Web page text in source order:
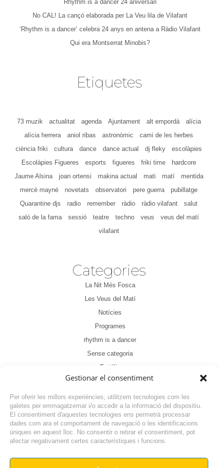
Gestionar el consentiment
Per oferir les millors experiències, utilitzem tecnologies com les
galetes per emmagatzemar i/o accedir a la informació del dispositiu.
El consentiment d'aquestes tecnologies ens permetrà processar
dades com ara el comportament de navegació o les identificacions
úniques en aquest lloc. No consentir o retirar el consentiment, pot
afectar negativament certes característiques i funcions.
Rhythm is a dancer 24 aniversari
No CAL! La cançó elaborada per La Veu lila de Vilafant
‘Rhythm is a dancer’ celebra 24 anys en antena a Ràdio Vilafant
Qui era Montserrat Minobis?
Etiquetes
73 muzik actualitat agenda Ajuntament alt empordà
alícia
alícia herrera
aniol ribas astronòmic
cami de les herbes
ciència friki
cultura dance dance actual dj fleky
escolàpies
Escolàpies Figueres
esports figueres friki time
hardcore
Jaume Alsina
joan ortensi makina actual mati matí
mentida
mercè mayné
novetats observatori pere guerra
pubillatge
Quarantine djs
radio remember ràdio ràdio vilafant
salut
saló de la fama
sessió teatre techno veus
veus del matí
vilafant
Categories
La Nit Més Fosca
Les Veus del Matí
Notícies
Programes
rhythm is a dancer
Sense categoria
Tertúlia
NOTÍCIA ANTERIOR
NOTÍCIA SEGÜENT